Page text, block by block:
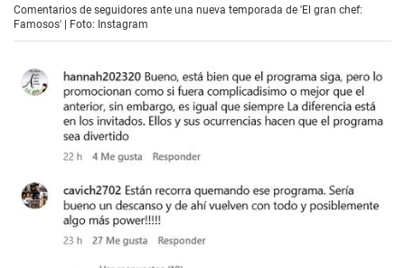
Comentarios de seguidores ante una nueva temporada de 'El gran chef:
Famosos' | Foto: Instagram